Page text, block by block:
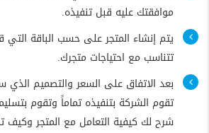
موافقتك عليه قبل تنفيذه.
يتم إنشاء المتجر على حسب الباقة التي
تتناسب مع احتياجات متجرك.
بعد الاتفاق على السعر والتصميم الذي
تقوم الشركة بتنفيذه تماماً وتقوم
شرح لك كيفية التعامل مع المتجر وكيف